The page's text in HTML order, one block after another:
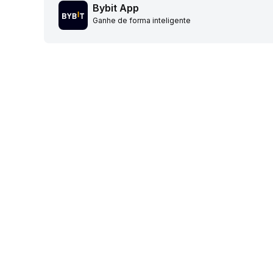
Bybit App
Ganhe de forma inteligente